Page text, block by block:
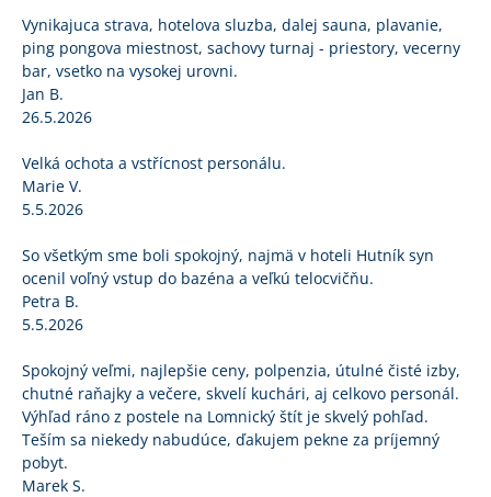
Vynikajuca strava, hotelova sluzba, dalej sauna, plavanie,
ping pongova miestnost, sachovy turnaj - priestory, vecerny
bar, vsetko na vysokej urovni.
Jan B.
26.5.2026
Velká ochota a vstřícnost personálu.
Marie V.
5.5.2026
So všetkým sme boli spokojný, najmä v hoteli Hutník syn
ocenil voľný vstup do bazéna a veľkú telocvičňu.
Petra B.
5.5.2026
Spokojný veľmi, najlepšie ceny, polpenzia, útulné čisté izby,
chutné raňajky a večere, skvelí kuchári, aj celkovo personál.
Výhľad ráno z postele na Lomnický štít je skvelý pohľad.
Teším sa niekedy nabudúce, ďakujem pekne za príjemný
pobyt.
Marek S.